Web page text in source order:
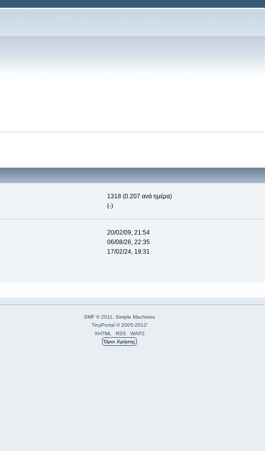
1318 (0.207 ανά ημέρα)
(-)
20/02/09, 21:54
06/08/26, 22:35
17/02/24, 19:31
SMF © 2011, Simple Machines
TinyPortal © 2005-2012'
XHTML
RSS
WAP2
Όροι Χρήσης